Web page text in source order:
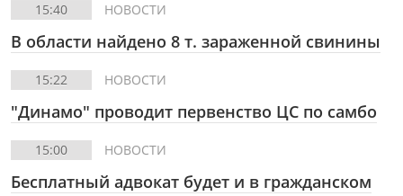
15:40 НОВОСТИ
В области найдено 8 т. зараженной свинины
15:22 НОВОСТИ
"Динамо" проводит первенство ЦС по самбо
15:00 НОВОСТИ
Бесплатный адвокат будет и в гражданском